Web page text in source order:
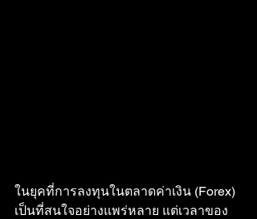
ในยุคที่การลงทุนในตลาดค่าเงิน (Forex)
เป็นที่สนใจอย่างแพร่หลาย แต่เวลาของ